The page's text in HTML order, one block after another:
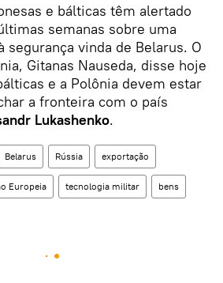
e bálticas têm alertado
semanas sobre uma
segurança vinda de Belarus. O
Gitanas Nauseda, disse hoje
e a Polônia devem estar
a fronteira com o país
Lukashenko.
Belarus Rússia exportação
Europeia tecnologia militar bens